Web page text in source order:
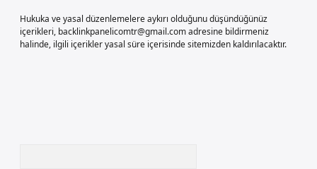
Hukuka ve yasal düzenlemelere aykırı olduğunu düşündüğünüz
içerikleri, backlinkpanelicomtr@gmail.comadresine bildirmeniz
halinde, ilgili içerikler yasal süre içerisinde sitemizden kaldırılacaktır.